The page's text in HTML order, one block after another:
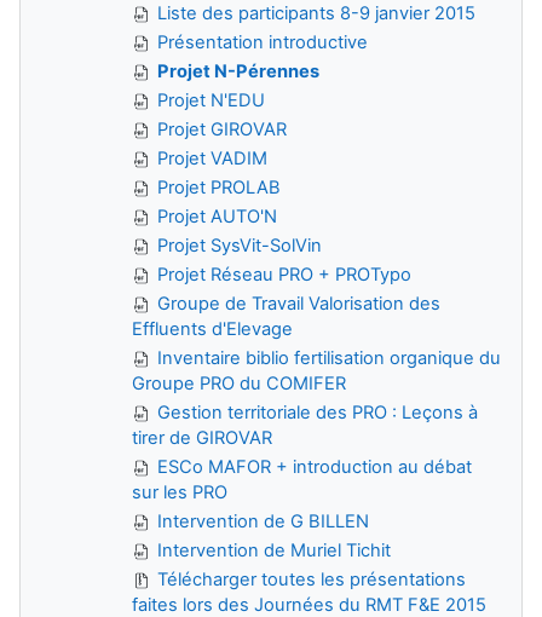
Liste des participants 8-9 janvier 2015
Présentation introductive
Projet N-Pérennes
Projet N'EDU
Projet GIROVAR
Projet VADIM
Projet PROLAB
Projet AUTO'N
Projet SysVit-SolVin
Projet Réseau PRO + PROTypo
Groupe de Travail Valorisation des
Effluents d'Elevage
Inventaire biblio fertilisation organique du
Groupe PRO du COMIFER
Gestion territoriale des PRO : Leçons à
tirer de GIROVAR
ESCo MAFOR + introduction au débat
sur les PRO
Intervention de G BILLEN
Intervention de Muriel Tichit
Télécharger toutes les présentations
faites lors des Journées du RMT F&E 2015